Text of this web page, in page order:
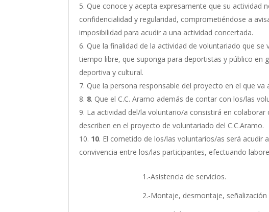
Que conoce y acepta expresamente que su actividad
confidencialidad y regularidad, comprometiéndose a
imposibilidad para acudir a una actividad concertada.
Que la finalidad de la actividad de voluntariado que
tiempo libre, que suponga para deportistas y público en
deportiva y cultural.
Que la persona responsable del proyecto en el que
8. Que el C.C. Aramo además de contar con los/las
La actividad del/la voluntario/a consistirá en colaborar
describen en el proyecto de voluntariado del C.C.Aramo.
10. El cometido de los/las voluntarios/as será acudir
convivencia entre los/las participantes, efectuando
1.-Asistencia de servicios.
2.-Montaje, desmontaje, señalización y control